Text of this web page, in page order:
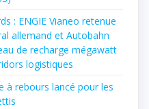
: ENGIE Vianeo retenue
allemand et Autobahn
de recharge mégawatt
logistiques
à rebours lancé pour les